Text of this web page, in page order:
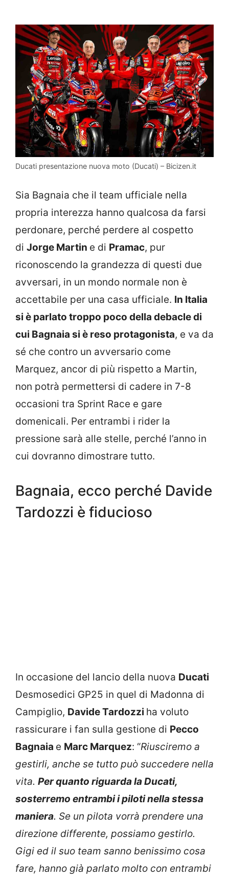
Ducati presentazione nuova moto (Ducati) – Bicizen.it
Sia Bagnaia che il team ufficiale nella
propria interezza hanno qualcosa da farsi
perdonare, perché perdere al cospetto
di Jorge Martin e di Pramac, pur
riconoscendo la grandezza di questi due
avversari, in un mondo normale non è
accettabile per una casa ufficiale. In Italia
si è parlato troppo poco della debacle di
cui Bagnaia si è reso protagonista, e va da
sé che contro un avversario come
Marquez, ancor di più rispetto a Martin,
non potrà permettersi di cadere in 7-8
occasioni tra Sprint Race e gare
domenicali. Per entrambi i rider la
pressione sarà alle stelle, perché l’anno in
cui dovranno dimostrare tutto.
Bagnaia, ecco perché Davide
Tardozzi è fiducioso
In occasione del lancio della nuova Ducati
Desmosedici GP25 in quel di Madonna di
Campiglio, Davide Tardozzi ha voluto
rassicurare i fan sulla gestione di Pecco
Bagnaia e Marc Marquez: “Riusciremo a
gestirli, anche se tutto può succedere nella
vita. Per quanto riguarda la Ducati,
sosterremo entrambi i piloti nella stessa
maniera. Se un pilota vorrà prendere una
direzione differente, possiamo gestirlo.
Gigi ed il suo team sanno benissimo cosa
fare, hanno già parlato molto con entrambi